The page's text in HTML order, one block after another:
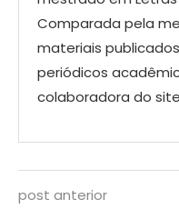
Comparada pela
materiais
periódicos
colaboradora do
post anterior